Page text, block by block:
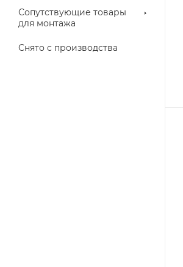
Сопутствующие товары
для монтажа
Снято с производства